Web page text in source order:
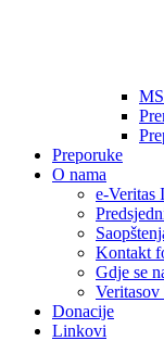
Preporuke
O nama
e-Veritas
Kontakt
Gdje se
Donacije
Linkovi